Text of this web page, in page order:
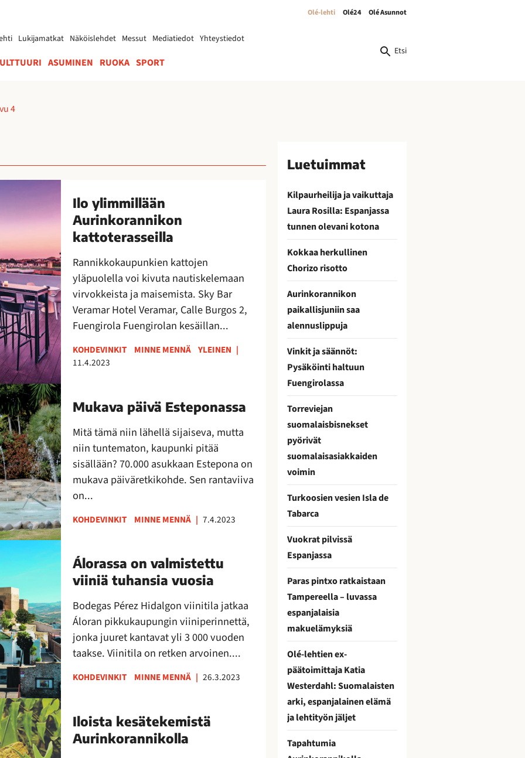
Olé-lehti Olé24 Olé Asunnot
Lukijamatkat Näköislehdet Messut Mediatiedot Yhteystiedot
ASUMINEN RUOKA SPORT
Etsi
4
Ilo ylimmillään
Aurinkorannikon
kattoterasseilla
Rannikkokaupunkien kattojen
yläpuolella voi kivuta nautiskelemaan
virvokkeista ja maisemista. Sky Bar
Veramar Hotel Veramar, Calle Burgos 2,
Fuengirola Fuengirolan kesäillan...
KOHDEVINKIT MINNE MENNÄ YLEINEN |
11.4.2023
Mukava päivä Esteponassa
Mitä tämä niin lähellä sijaiseva, mutta
niin tuntematon, kaupunki pitää
sisällään? 70.000 asukkaan Estepona on
mukava päiväretkikohde. Sen rantaviiva
on...
KOHDEVINKIT MINNE MENNÄ | 7.4.2023
Álorassa on valmistettu
viiniä tuhansia vuosia
Bodegas Pérez Hidalgon viinitila jatkaa
Áloran pikkukaupungin viiniperinnettä,
jonka juuret kantavat yli 3 000 vuoden
taakse. Viinitila on retken arvoinen....
KOHDEVINKIT MINNE MENNÄ | 26.3.2023
Iloista kesätekemistä
Aurinkorannikolla
Luetuimmat
Kilpaurheilija ja vaikuttaja
Laura Rosilla: Espanjassa
tunnen olevani kotona
Kokkaa herkullinen
Chorizo risotto
Aurinkorannikon
paikallisjuniin saa
alennuslippuja
Vinkit ja säännöt:
Pysäköinti haltuun
Fuengirolassa
Torreviejan
suomalaisbisnekset
pyörivät
suomalaisasiakkaiden
voimin
Turkoosien vesien Isla de
Tabarca
Vuokrat pilvissä
Espanjassa
Paras pintxo ratkaistaan
Tampereella – luvassa
espanjalaisia
makuelämyksiä
Olé-lehtien ex-
päätoimittaja Katia
Westerdahl: Suomalaisten
arki, espanjalainen elämä
ja lehtityön jäljet
Tapahtumia